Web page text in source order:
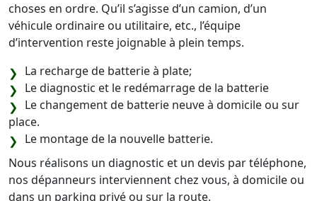
choses en ordre. Qu’il s’agisse d’un camion, d’un
véhicule ordinaire ou utilitaire, etc., l’équipe
d’intervention reste joignable à plein temps.
La recharge de batterie à plate;
Le diagnostic et le redémarrage de la batterie
Le changement de batterie neuve à domicile ou sur
place.
Le montage de la nouvelle batterie.
Nous réalisons un diagnostic et un devis par téléphone,
nos dépanneurs interviennent chez vous, à domicile ou
dans un parking privé ou sur la route.